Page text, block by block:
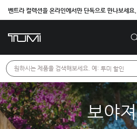
벤트라 컬렉션을 온라인에서만 단독으로 만나보세요.
원하시는 제품을 검색해보세요. 예: 투미 할인
보야져